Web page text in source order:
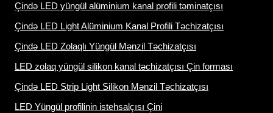
Çində LED yüngül alüminium kanal profili təminatçısı
Çində LED Light Alüminium Kanal Profili Təchizatçısı
Çində LED Zolaqlı Yüngül Mənzil Təchizatçısı
LED zolaq yüngül silikon kanal təchizatçısı Çin forması
Çində LED Strip Light Silikon Mənzil Təchizatçısı
LED Yüngül profilinin istehsalçısı Çini